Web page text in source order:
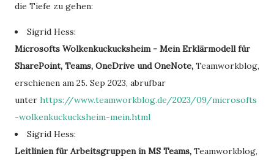
die Tiefe zu gehen:
Sigrid Hess:
Microsofts Wolkenkuckucksheim - Mein Erklärmodell für
SharePoint, Teams, OneDrive und OneNote, Teamworkblog,
erschienen am 25. Sep 2023, abrufbar
unter https://www.teamworkblog.de/2023/09/microsofts
-wolkenkuckucksheim-mein.html
Sigrid Hess:
Leitlinien für Arbeitsgruppen in MS Teams, Teamworkblog,